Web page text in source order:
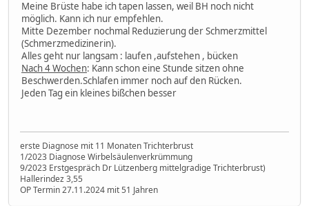
Meine Brüste habe ich tapen lassen, weil BH noch nicht
möglich. Kann ich nur empfehlen.
Mitte Dezember nochmal Reduzierung der Schmerzmittel
(Schmerzmedizinerin).
Alles geht nur langsam : laufen ,aufstehen , bücken
Nach 4 Wochen: Kann schon eine Stunde sitzen ohne
Beschwerden.Schlafen immer noch auf den Rücken.
Jeden Tag ein kleines bißchen besser
erste Diagnose mit 11 Monaten Trichterbrust
1/2023 Diagnose Wirbelsäulenverkrümmung
9/2023 Erstgespräch Dr Lützenberg mittelgradige Trichterbrust)
Hallerindez 3,55
OP Termin 27.11.2024 mit 51 Jahren